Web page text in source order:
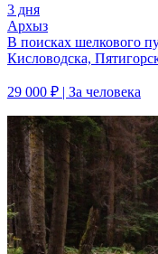
3 дня
Архыз
В поисках шелкового
Кисловодска,
29 000 ₽ | За человека